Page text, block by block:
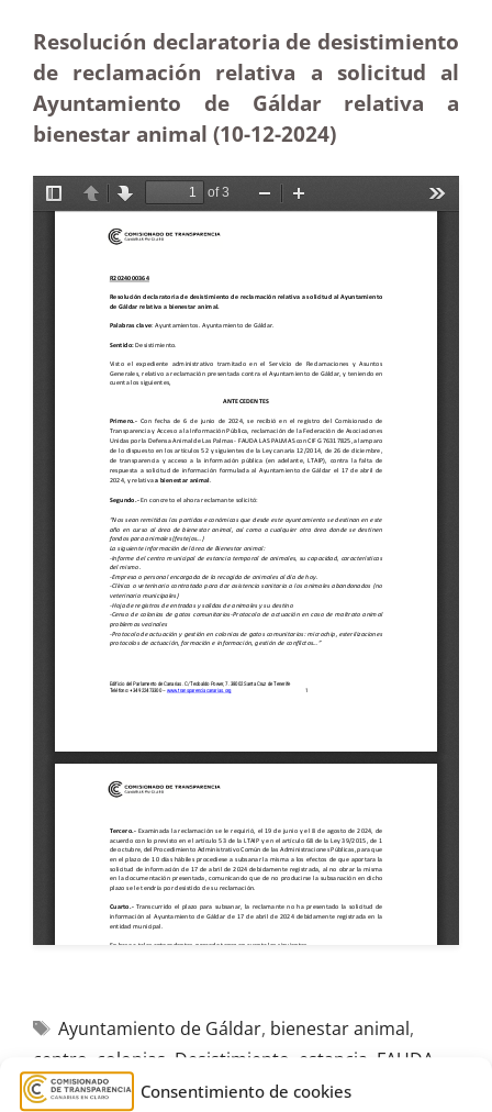
Consentimiento de cookies
Resolución declaratoria de desistimiento
de reclamación relativa a solicitud al
Ayuntamiento de Gáldar relativa a
bienestar animal (10-12-2024)
Ayuntamiento de Gáldar, bienestar animal,
centro colonias Desistimiento estancia FAUDA
Federación de Asociaciones Unidas por la Defensa